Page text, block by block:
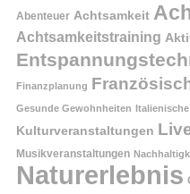
Abenteuer Achtsamkeit
Achtsamkeitstraining
Finanzplanung
Gesunde Gewohnheiten
Kulturveranstaltungen
Musikveranstaltungen
Naturerlebnis